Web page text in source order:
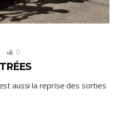
0
aussi la reprise des sorties